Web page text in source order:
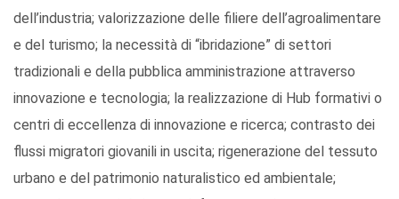
dell’industria; valorizzazione delle filiere dell’agroalimentare
e del turismo; la necessità di “ibridazione” di settori
tradizionali e della pubblica amministrazione attraverso
innovazione e tecnologia; la realizzazione di Hub formativi o
centri di eccellenza di innovazione e ricerca; contrasto dei
flussi migratori giovanili in uscita; rigenerazione del tessuto
urbano e del patrimonio naturalistico ed ambientale;